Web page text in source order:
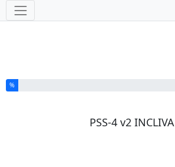
Herramientas
Ha completado el % de este formulario
%
PSS-4 v2 INCLIVA